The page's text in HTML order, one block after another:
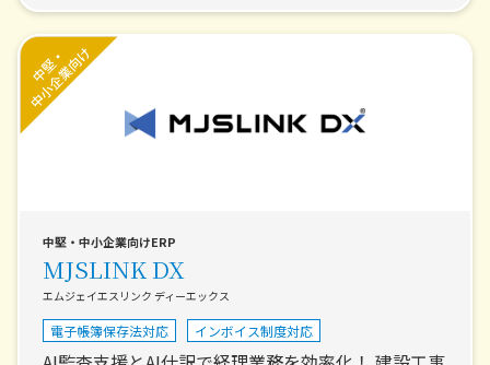
中堅・中小企業向けERP
MJSLINK DX
エムジェイエスリンク ディーエックス
電子帳簿保存法対応 インボイス制度対応